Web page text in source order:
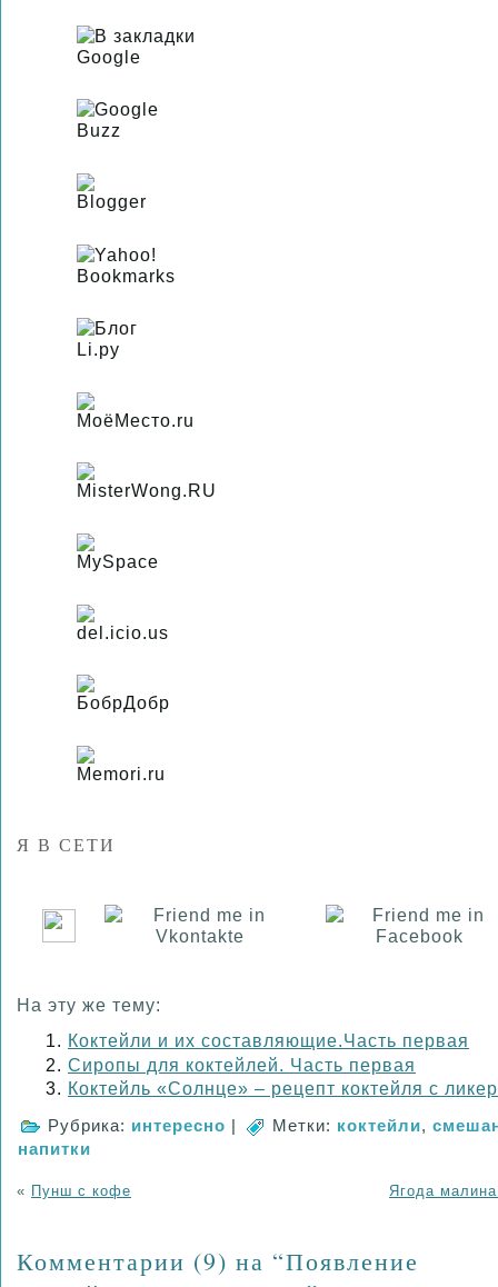
Я В СЕТИ
На эту же тему:
Коктейли и их составляющие.Часть первая
Сиропы для коктейлей. Часть первая
Коктейль «Солнце» – рецепт коктейля с
Рубрика: интересно | Метки: коктейли,
напитки
« Пунш с кофе Ягода
Комментарии (9) на “Появление